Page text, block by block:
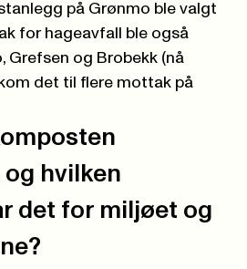
på Grønmo ble valgt
for hageavfall ble også
Grefsen og Brobekk (nå
det til flere mottak på
hvilken
det for miljøet og